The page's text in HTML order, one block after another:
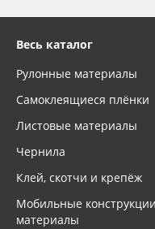
Весь каталог
Рулонные материалы
Самоклеящиеся плёнки
Листовые материалы
Чернила
Клей, скотчи и крепёж
Мобильные
материалы